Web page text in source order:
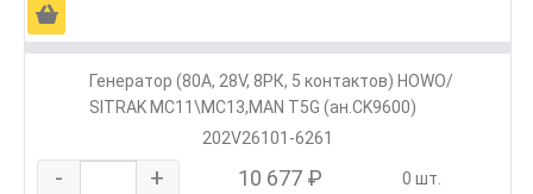
Ä
Генератор (80А, 28V, 8РК, 5 контактов) HOWO/
SITRAK МС11\МС13,MAN T5G (ан.CK9600)
202V26101-6261
- + 10 677 ₽ 0 шт.